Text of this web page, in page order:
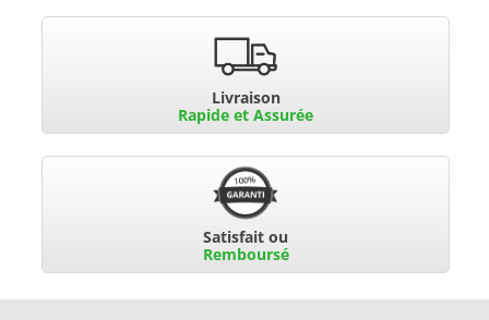
Livraison
Rapide et Assurée
Satisfait ou
Remboursé